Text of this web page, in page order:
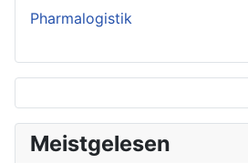
Pharmalogistik
Meistgelesen